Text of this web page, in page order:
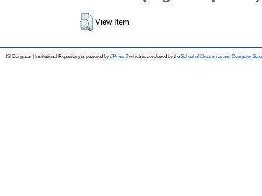
View Item
ISI Denpasar | Institutional Repository is powered by EPrints 3which is developed by the School of Electronics and Computer